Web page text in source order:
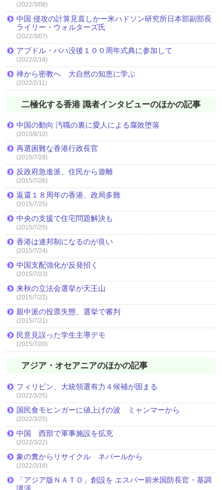
(2022/3/08)
中国 侵攻の計算見直しかー米ハドソン研究所日本部副部長
ライリー・ウォルターズ氏
(2022/3/07)
アブドル・バハ没後１００周年式典に参加して
(2022/2/18)
禅から密教へ 大自然の知恵に学ぶ
(2022/2/11)
二極化する香港 識者インタビューのほかの記事
中国の動向 汚職の裏に愛人による腐敗堕落
(2015/8/10)
再選困難な香港行政長官
(2015/7/28)
反政府急進派、住民から遊離
(2015/7/26)
返還１８周年の香港、政局多難
(2015/7/25)
中央の支援で住宅問題解決も
(2015/7/25)
香港は連邦制になるのが良い
(2015/7/24)
中国支配強化が反発招く
(2015/7/23)
来秋の立法会選挙が天王山
(2015/7/22)
親中派の投票失態、選挙で審判
(2015/7/21)
民意見誤った学生主導デモ
(2015/7/20)
アジア・オセアニアのほかの記事
フィリピン、大統領選有力４候補が固まる
(2022/3/25)
国民食モヒンガーに値上げの波 ミャンマーから
(2022/3/25)
中国 西部で軍事施設を拡充
(2022/3/22)
象の糞からリサイクル ネパールから
(2022/3/18)
「アジア版ＮＡＴＯ」創設を エスパー前米国防長官・基調
講演